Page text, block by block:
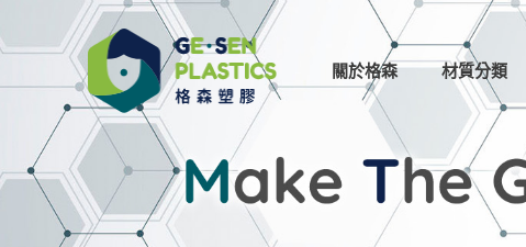
關於格森 材質分類